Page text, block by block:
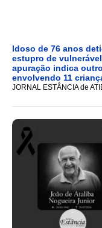
Idoso de 76 anos
estupro de
apuração indica
envolvendo 11
JORNAL ESTÂNCIA de